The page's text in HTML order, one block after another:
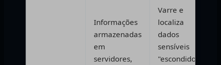
Informações
armazenadas
em
servidores,
Varre e
localiza
dados
sensíveis
"escondidos"